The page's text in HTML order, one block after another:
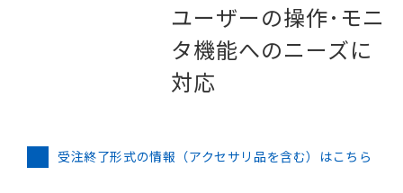
ユーザーの操作･モニ
タ機能へのニーズに
対応
受注終了形式の情報（アクセサリ品を含む）はこちら